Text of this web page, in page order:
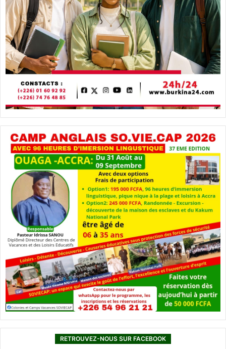
RETROUVEZ-NOUS SUR FACEBOOK